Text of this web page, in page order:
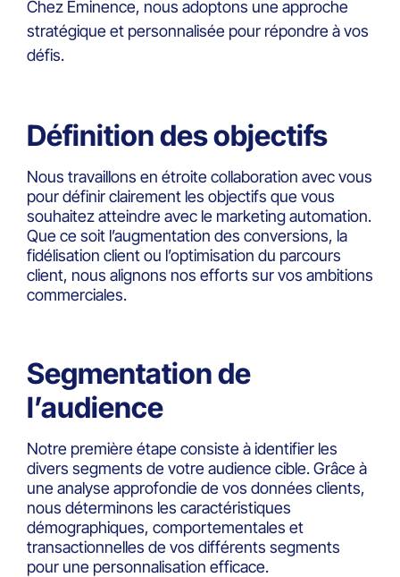
Chez Eminence, nous adoptons une approche
stratégique et personnalisée pour répondre à vos
défis.
Définition des objectifs
Nous travaillons en étroite collaboration avec vous
pour définir clairement les objectifs que vous
souhaitez atteindre avec le marketing automation.
Que ce soit l’augmentation des conversions, la
fidélisation client ou l’optimisation du parcours
client, nous alignons nos efforts sur vos ambitions
commerciales.
Segmentation de
l’audience
Notre première étape consiste à identifier les
divers segments de votre audience cible. Grâce à
une analyse approfondie de vos données clients,
nous déterminons les caractéristiques
démographiques, comportementales et
transactionnelles de vos différents segments
pour une personnalisation efficace.